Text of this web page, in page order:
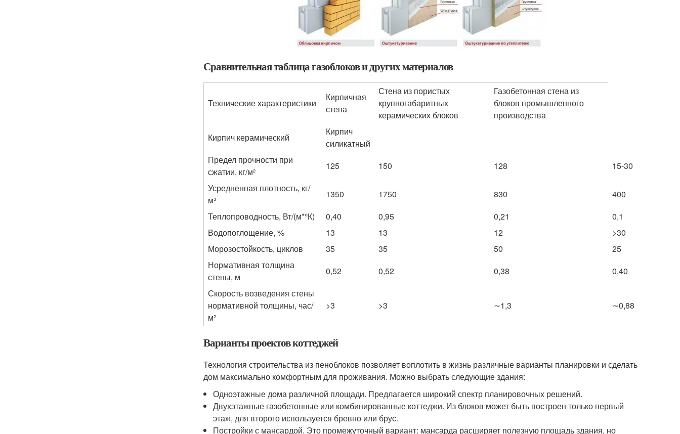
Сравнительная таблица газоблоков и других материалов
Технические характеристики
Кирпичная
стена
Стена из пористых
крупногабаритных
керамических блоков
Газобетонная стена из
блоков промышленного
производства
Кирпич керамический
Кирпич
силикатный
Предел прочности при
сжатии, кг/м²
125 150 128
15-30
Усредненная плотность, кг/
м³
1350 1750 830
400
Теплопроводность, Вт/(м*°К)
0,40 0,95 0,21
0,1
Водопоглощение, %
13 13 12
>30
Морозостойкость, циклов
35 35 50
25
Нормативная толщина
стены, м
0,52 0,52 0,38
0,40
Скорость возведения стены
нормативной толщины, час/
м²
>3 >3 ∼1,3 ∼0,88
Варианты проектов коттеджей
Технология строительства из пеноблоков позволяет воплотить в жизнь различные варианты планировки и сделать
дом максимально комфортным для проживания. Можно выбрать следующие здания:
Одноэтажные дома различной площади. Предлагается широкий спектр планировочных решений.
Двухэтажные газобетонные или комбинированные коттеджи. Из блоков может быть построен только первый
этаж, для второго используется бревно или брус.
Постройки с мансардой. Это промежуточный вариант: мансарда расширяет полезную площадь здания, но